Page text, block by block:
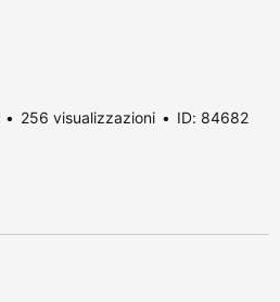
256 visualizzazioni ID: 84682